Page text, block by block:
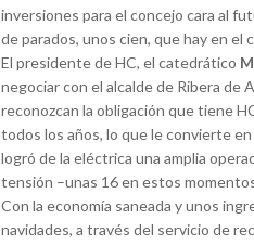
inversiones para el concejo cara al
de parados, unos cien, que hay en el
El presidente de HC, el catedrático
negociar con el alcalde de Ribera de
reconozcan la obligación que tiene
todos los años, lo que le convierte
logró de la eléctrica una amplia
tensión –unas 16 en estos
Con la economía saneada y unos
navidades, a través del servicio de